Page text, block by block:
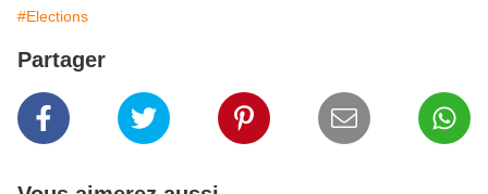
#Elections
Partager